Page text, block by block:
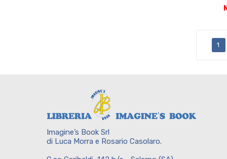
1
Imagine’s Book Srl
di Luca Morra e Rosario Casolaro.